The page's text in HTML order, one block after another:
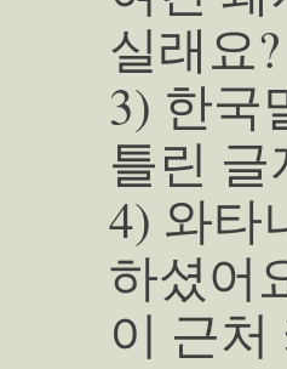
실래요?
3) 한국
틀린
4) 와타
하셨어
이 근